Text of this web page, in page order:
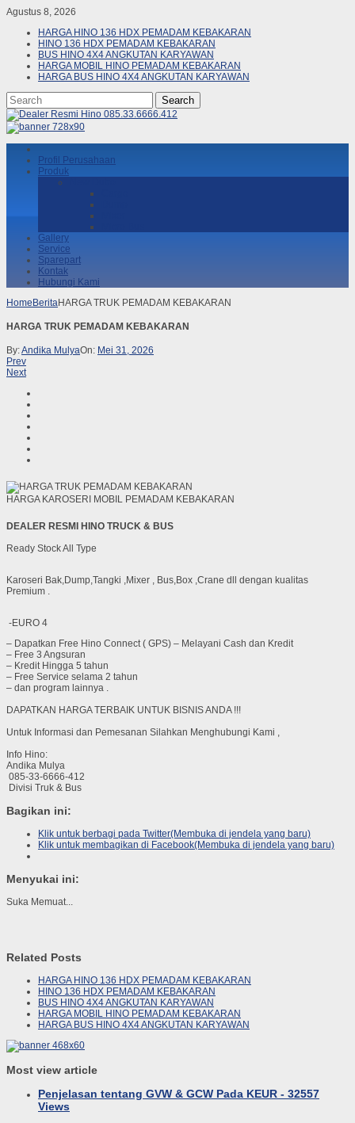
Agustus 8, 2026
HARGA HINO 136 HDX PEMADAM KEBAKARAN
HINO 136 HDX PEMADAM KEBAKARAN
BUS HINO 4X4 ANGKUTAN KARYAWAN
HARGA MOBIL HINO PEMADAM KEBAKARAN
HARGA BUS HINO 4X4 ANGKUTAN KARYAWAN
Profil Perusahaan
Produk
Gallery
Service
Sparepart
Kontak
Hubungi Kami
Home BeritaHARGA TRUK PEMADAM KEBAKARAN
HARGA TRUK PEMADAM KEBAKARAN
By:Andika MulyaOn: Mei 31, 2026
Prev
Next
HARGA KAROSERI MOBIL PEMADAM KEBAKARAN
DEALER RESMI HINO TRUCK & BUS
Ready Stock All Type
Karoseri Bak,Dump,Tangki ,Mixer , Bus,Box ,Crane dll dengan kualitas
Premium .
-EURO 4
– Dapatkan Free Hino Connect ( GPS) – Melayani Cash dan Kredit
– Free 3 Angsuran
– Kredit Hingga 5 tahun
– Free Service selama 2 tahun
– dan program lainnya .
DAPATKAN HARGA TERBAIK UNTUK BISNIS ANDA !!!
Untuk Informasi dan Pemesanan Silahkan Menghubungi Kami ,
Info Hino:
Andika Mulya
085-33-6666-412
Divisi Truk & Bus
Bagikan ini:
Klik untuk berbagi pada Twitter(Membuka di jendela yang baru)
Klik untuk membagikan di Facebook(Membuka di jendela yang baru)
Menyukai ini:
Suka Memuat...
Related Posts
HARGA HINO 136 HDX PEMADAM KEBAKARAN
HINO 136 HDX PEMADAM KEBAKARAN
BUS HINO 4X4 ANGKUTAN KARYAWAN
HARGA MOBIL HINO PEMADAM KEBAKARAN
HARGA BUS HINO 4X4 ANGKUTAN KARYAWAN
Most view article
Penjelasan tentang GVW & GCW Pada KEUR - 32557
Views